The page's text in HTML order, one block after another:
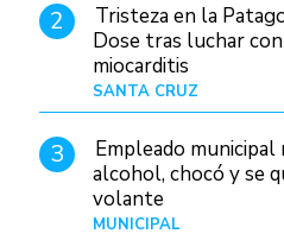
2
Tristeza en la
Dose tras luchar
miocarditis
SANTA CRUZ
3
Empleado municipal
alcohol, chocó y se
volante
MUNICIPAL